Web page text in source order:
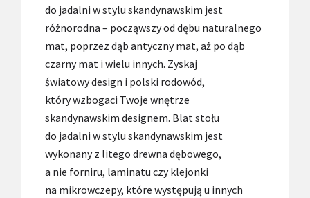
do jadalni w stylu skandynawskim jest
różnorodna – począwszy od dębu naturalnego
mat, poprzez dąb antyczny mat, aż po dąb
czarny mat i wielu innych. Zyskaj
światowy design i polski rodowód,
który wzbogaci Twoje wnętrze
skandynawskim designem. Blat stołu
do jadalni w stylu skandynawskim jest
wykonany z litego drewna dębowego,
a nie forniru, laminatu czy klejonki
na mikrowczepy, które występują u innych